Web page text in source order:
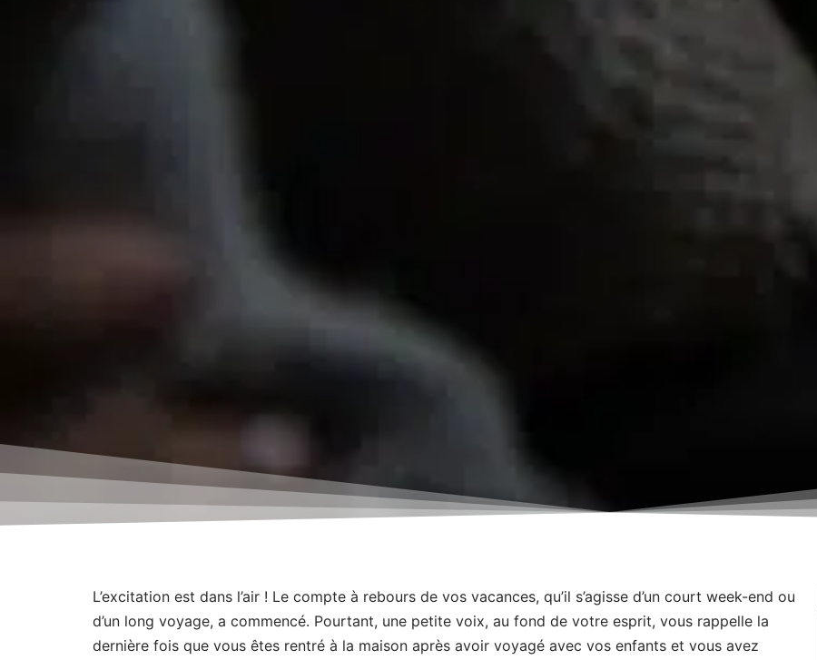
L’excitation est dans l’air ! Le compte à rebours de vos vacances, qu’il s’agisse d’un court week-end ou
d’un long voyage, a commencé. Pourtant, une petite voix, au fond de votre esprit, vous rappelle la
dernière fois que vous êtes rentré à la maison après avoir voyagé avec vos enfants et vous avez